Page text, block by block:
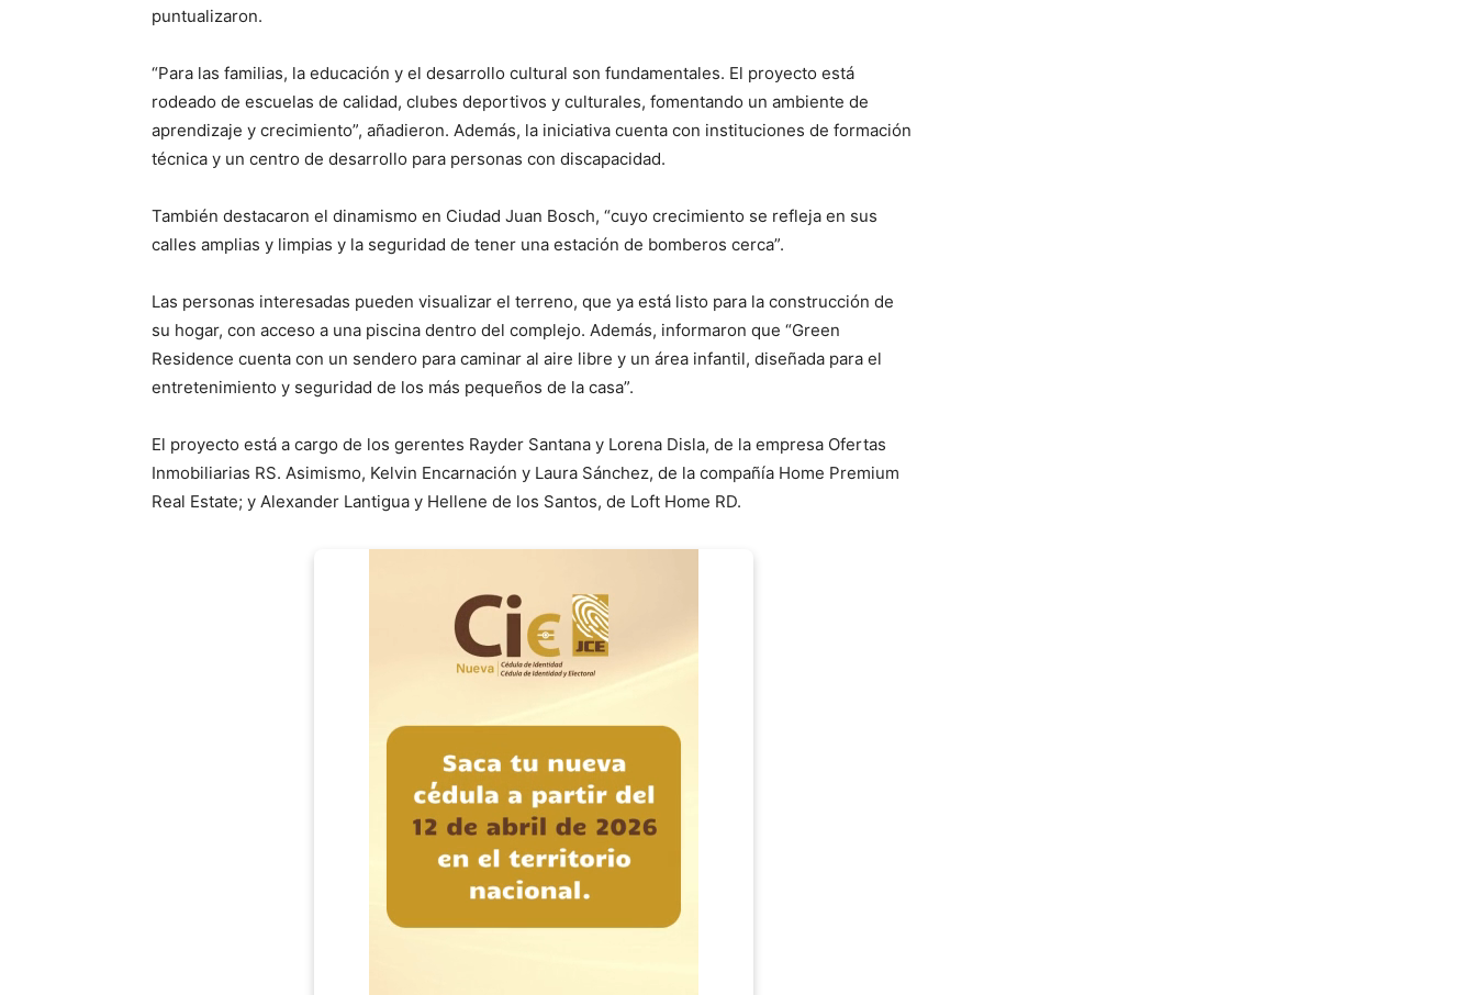
puntualizaron.
“Para las familias, la educación y el desarrollo cultural son fundamentales. El proyecto está
rodeado de escuelas de calidad, clubes deportivos y culturales, fomentando un ambiente de
aprendizaje y crecimiento”, añadieron. Además, la iniciativa cuenta con instituciones de formación
técnica y un centro de desarrollo para personas con discapacidad.
También destacaron el dinamismo en Ciudad Juan Bosch, “cuyo crecimiento se refleja en sus
calles amplias y limpias y la seguridad de tener una estación de bomberos cerca”.
Las personas interesadas pueden visualizar el terreno, que ya está listo para la construcción de
su hogar, con acceso a una piscina dentro del complejo. Además, informaron que “Green
Residence cuenta con un sendero para caminar al aire libre y un área infantil, diseñada para el
entretenimiento y seguridad de los más pequeños de la casa”.
El proyecto está a cargo de los gerentes Rayder Santana y Lorena Disla, de la empresa Ofertas
Inmobiliarias RS. Asimismo, Kelvin Encarnación y Laura Sánchez, de la compañía Home Premium
Real Estate; y Alexander Lantigua y Hellene de los Santos, de Loft Home RD.